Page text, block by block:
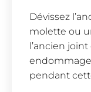
Dévissez
molette ou
l’ancien
pendant